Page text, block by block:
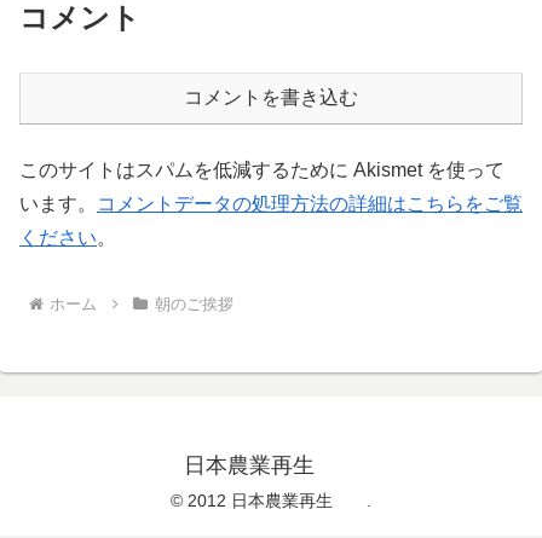
コメント
コメントを書き込む
このサイトはスパムを低減するために Akismet を使って
います。
コメントデータの処理方法の詳細はこちらをご覧
ください。
ホーム 朝のご挨拶
日本農業再生
© 2012 日本農業再生 .